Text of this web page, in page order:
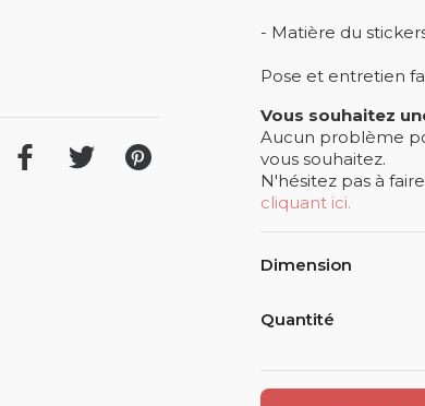
- Matière du
Pose et entretien
Vous souhaitez
Aucun problème
vous souhaitez.
N'hésitez pas à
cliquant ici.
Dimension
Quantité